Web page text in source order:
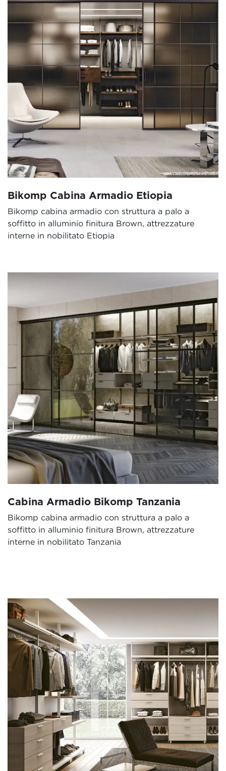
Bikomp Cabina Armadio Etiopia
Bikomp cabina armadio con struttura a palo a
soffitto in alluminio finitura Brown, attrezzature
interne in nobilitato Etiopia
Cabina Armadio Bikomp Tanzania
Bikomp cabina armadio con struttura a palo a
soffitto in alluminio finitura Brown, attrezzature
interne in nobilitato Tanzania